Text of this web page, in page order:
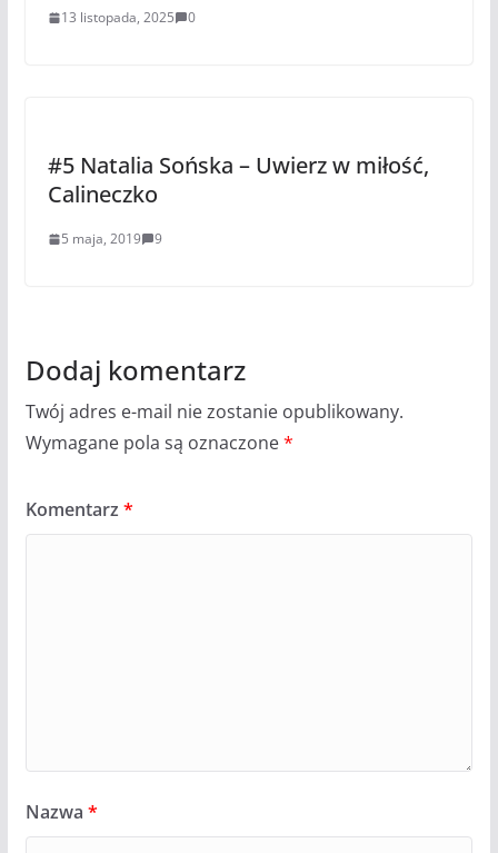
13 listopada, 2025 0
#5 Natalia Sońska – Uwierz w miłość,
Calineczko
5 maja, 2019 9
Dodaj komentarz
Twój adres e-mail nie zostanie opublikowany.
Wymagane pola są oznaczone*
Komentarz *
Nazwa *